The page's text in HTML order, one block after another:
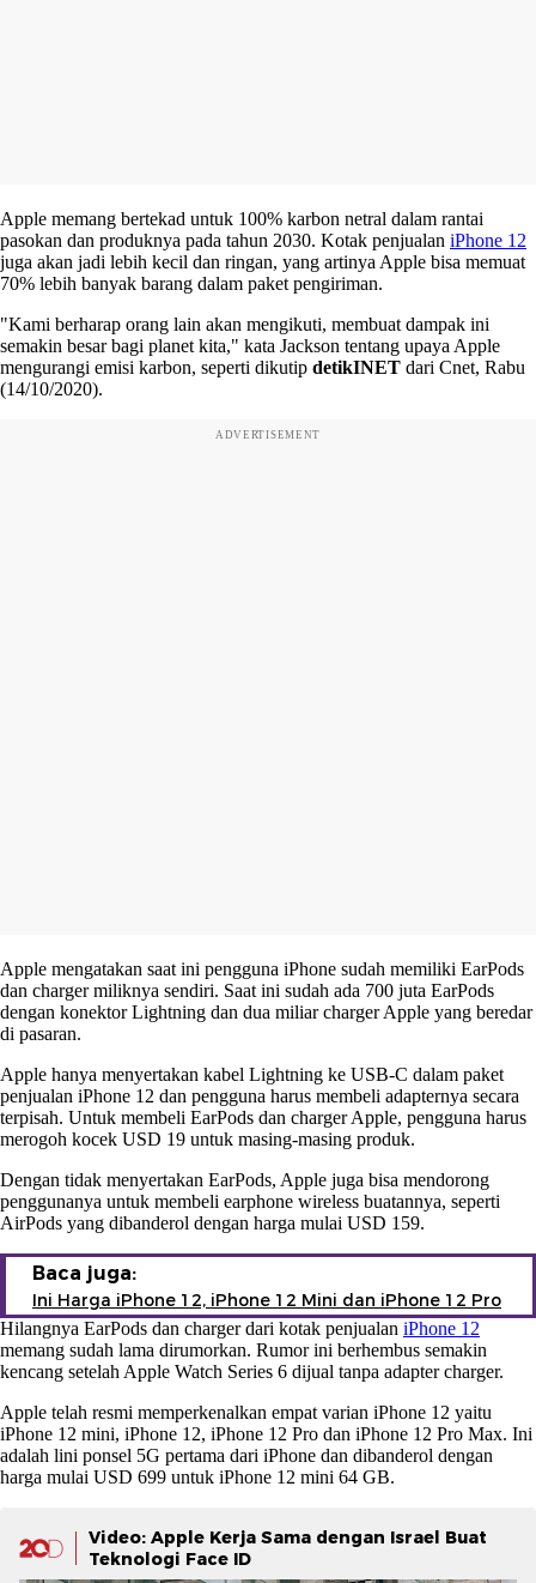
Apple memang bertekad untuk 100% karbon netral dalam rantai
pasokan dan produknya pada tahun 2030. Kotak penjualan iPhone 12
juga akan jadi lebih kecil dan ringan, yang artinya Apple bisa memuat
70% lebih banyak barang dalam paket pengiriman.
"Kami berharap orang lain akan mengikuti, membuat dampak ini
semakin besar bagi planet kita," kata Jackson tentang upaya Apple
mengurangi emisi karbon, seperti dikutip detikINET dari Cnet, Rabu
(14/10/2020).
ADVERTISEMENT
Apple mengatakan saat ini pengguna iPhone sudah memiliki EarPods
dan charger miliknya sendiri. Saat ini sudah ada 700 juta EarPods
dengan konektor Lightning dan dua miliar charger Apple yang beredar
di pasaran.
Apple hanya menyertakan kabel Lightning ke USB-C dalam paket
penjualan iPhone 12 dan pengguna harus membeli adapternya secara
terpisah. Untuk membeli EarPods dan charger Apple, pengguna harus
merogoh kocek USD 19 untuk masing-masing produk.
Dengan tidak menyertakan EarPods, Apple juga bisa mendorong
penggunanya untuk membeli earphone wireless buatannya, seperti
AirPods yang dibanderol dengan harga mulai USD 159.
Baca juga:
Ini Harga iPhone 12, iPhone 12 Mini dan iPhone 12 Pro
Hilangnya EarPods dan charger dari kotak penjualan iPhone 12
memang sudah lama dirumorkan. Rumor ini berhembus semakin
kencang setelah Apple Watch Series 6 dijual tanpa adapter charger.
Apple telah resmi memperkenalkan empat varian iPhone 12 yaitu
iPhone 12 mini, iPhone 12, iPhone 12 Pro dan iPhone 12 Pro Max. Ini
adalah lini ponsel 5G pertama dari iPhone dan dibanderol dengan
harga mulai USD 699 untuk iPhone 12 mini 64 GB.
Video: Apple Kerja Sama dengan Israel Buat
Teknologi Face ID